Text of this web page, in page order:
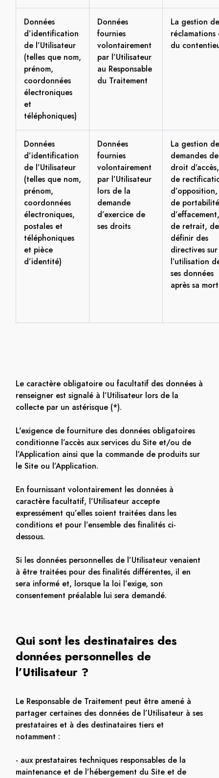
Données
d’identification
de l’Utilisateur
(telles que nom,
prénom,
coordonnées
électroniques
et
téléphoniques)
Données
fournies
volontairement
par l’Utilisateur
au Responsable
du Traitement
La gestion
réclamations
du
Données
d’identification
de l’Utilisateur
(telles que nom,
prénom,
coordonnées
électroniques,
postales et
téléphoniques
et pièce
d’identité)
Données
fournies
volontairement
par l’Utilisateur
lors de la
demande
d’exercice de
ses droits
La gestion
demandes de
droit d’accès,
de
d’opposition,
de
d’effacement,
de retrait, de
définir des
directives sur
l’utilisation
ses données
après sa mort
Le caractère obligatoire ou facultatif des données à
renseigner est signalé à l’Utilisateur lors de la
collecte par un astérisque (*).
L'exigence de fourniture des données obligatoires
conditionne l’accès aux services du Site et/ou de
l’Application ainsi que la commande de produits sur
le Site ou l’Application.
En fournissant volontairement les données à
caractère facultatif, l’Utilisateur accepte
expressément qu’elles soient traitées dans les
conditions et pour l’ensemble des finalités ci-
dessous.
Si les données personnelles de l’Utilisateur venaient
à être traitées pour des finalités différentes, il en
sera informé et, lorsque la loi l’exige, son
consentement préalable lui sera demandé.
Qui sont les destinataires des
données personnelles de
l’Utilisateur ?
Le Responsable de Traitement peut être amené à
partager certaines des données de l’Utilisateur à ses
prestataires et à des destinataires tiers et
notamment :
- aux prestataires techniques responsables de la
maintenance et de l’hébergement du Site et de